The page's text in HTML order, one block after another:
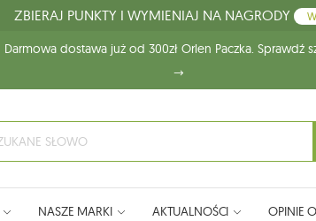
ZBIERAJ PUNKTY I WYMIENIAJ NA NAGRODY
Darmowa dostawa już od 300zł Orlen Paczka. Sprawdź
NASZE MARKI AKTUALNOŚCI OPINIE